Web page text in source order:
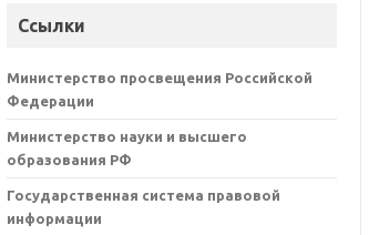
Ссылки
Министерство просвещения Российской
Федерации
Министерство науки и высшего
образования РФ
Государственная система правовой
информации